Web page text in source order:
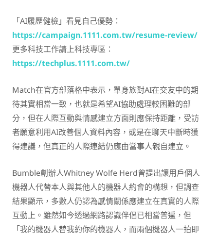
「AI履歷健檢」看見自己優勢：
https://campaign.1111.com.tw/resume-review/
更多科技工作請上科技專區：
https://techplus.1111.com.tw/
Match在官方部落格中表示，單身族對AI在交友中的期
待其實相當一致，也就是希望AI協助處理較困難的部
分，但在人際互動與情感建立方面則應保持距離，受訪
者願意利用AI改善個人資料內容，或是在聊天中斷時獲
得建議，但真正的人際連結仍應由當事人親自建立。
Bumble創辦人Whitney Wolfe Herd曾提出讓用戶個人
機器人代替本人與其他人的機器人約會的構想，但調查
結果顯示，多數人仍認為感情關係應建立在真實的人際
互動上。雖然如今透過網路認識伴侶已相當普遍，但
「我的機器人替我約你的機器人，而兩個機器人一拍即